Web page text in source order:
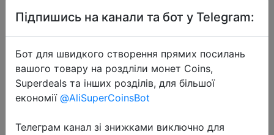
Підпишись на канали та бот у Telegram:
Бот для швидкого створення прямих посилань
вашого товару на роздліли монет Coins,
Superdeals та інших розділів, для більшої
економії @AliSuperCoinsBot
Телеграм канал зі знижками виключно для